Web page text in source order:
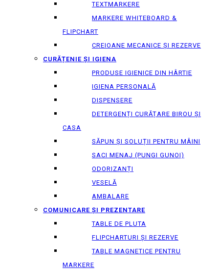
TEXTMARKERE
MARKERE WHITEBOARD &
FLIPCHART
CREIOANE MECANICE ȘI REZERVE
CURĂȚENIE ȘI IGIENA
PRODUSE IGIENICE DIN HÂRTIE
IGIENA PERSONALĂ
DISPENSERE
DETERGENȚI CURĂȚARE BIROU ȘI
CASA
SĂPUN ȘI SOLUȚII PENTRU MÂINI
SACI MENAJ (PUNGI GUNOI)
ODORIZANȚI
VESELĂ
AMBALARE
COMUNICARE ȘI PREZENTARE
TABLE DE PLUTA
FLIPCHARTURI ȘI REZERVE
TABLE MAGNETICE PENTRU
MARKERE